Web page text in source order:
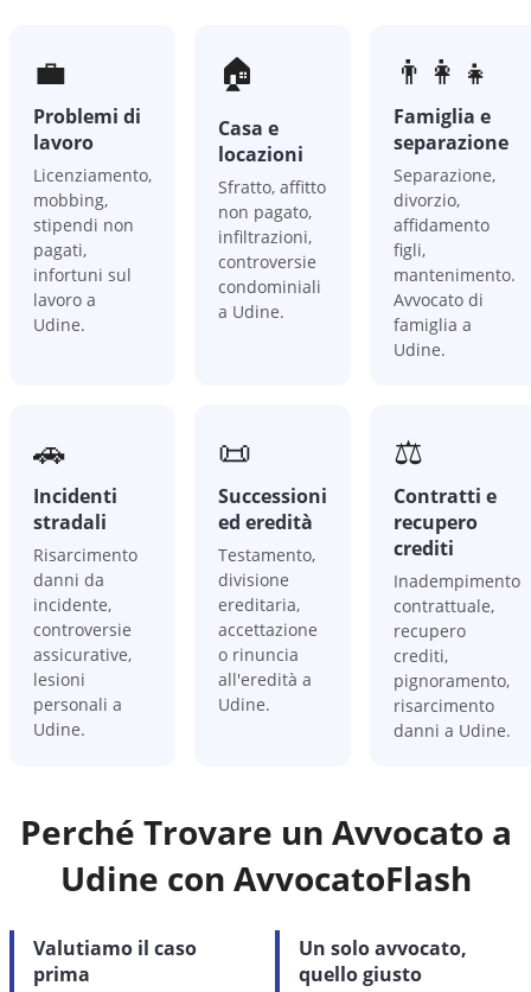
💼
Problemi di
lavoro
Licenziamento,
mobbing,
stipendi non
pagati,
infortuni sul
lavoro a
Udine.
🏠
Casa e
locazioni
Sfratto, affitto
non pagato,
infiltrazioni,
controversie
condominiali
a Udine.
👨‍👩‍👧
Famiglia e
separazione
Separazione,
divorzio,
affidamento
figli,
mantenimento.
Avvocato di
famiglia a
Udine.
🚗
Incidenti
stradali
Risarcimento
danni da
incidente,
controversie
assicurative,
lesioni
personali a
Udine.
📜
Successioni
ed eredità
Testamento,
divisione
ereditaria,
accettazione
o rinuncia
all'eredità a
Udine.
⚖️
Contratti e
recupero
crediti
Inadempimento
contrattuale,
recupero
crediti,
pignoramento,
risarcimento
danni a Udine.
Perché Trovare un Avvocato a
Udine con AvvocatoFlash
Valutiamo il caso
prima
Un solo avvocato,
quello giusto